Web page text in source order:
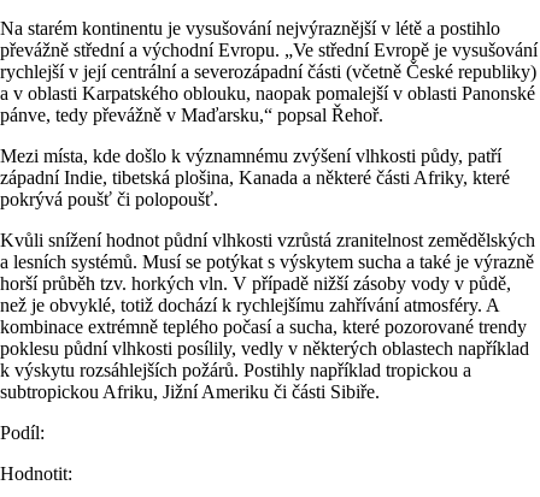
Na starém kontinentu je vysušování nejvýraznější v létě a postihlo
převážně střední a východní Evropu. „Ve střední Evropě je vysušování
rychlejší v její centrální a severozápadní části (včetně České republiky)
a v oblasti Karpatského oblouku, naopak pomalejší v oblasti Panonské
pánve, tedy převážně v Maďarsku,“ popsal Řehoř.
Mezi místa, kde došlo k významnému zvýšení vlhkosti půdy, patří
západní Indie, tibetská plošina, Kanada a některé části Afriky, které
pokrývá poušť či polopoušť.
Kvůli snížení hodnot půdní vlhkosti vzrůstá zranitelnost zemědělských
a lesních systémů. Musí se potýkat s výskytem sucha a také je výrazně
horší průběh tzv. horkých vln. V případě nižší zásoby vody v půdě,
než je obvyklé, totiž dochází k rychlejšímu zahřívání atmosféry. A
kombinace extrémně teplého počasí a sucha, které pozorované trendy
poklesu půdní vlhkosti posílily, vedly v některých oblastech například
k výskytu rozsáhlejších požárů. Postihly například tropickou a
subtropickou Afriku, Jižní Ameriku či části Sibiře.
Podíl:
Hodnotit: